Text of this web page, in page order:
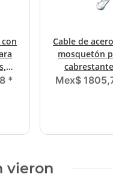
*
Cable de
mosquetón
diámetro (ø)
Mex$
vieron